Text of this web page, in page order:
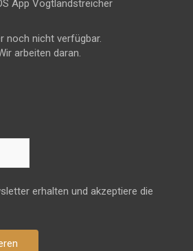
noch nicht verfügbar.
arbeiten daran.
erhalten und akzeptiere die